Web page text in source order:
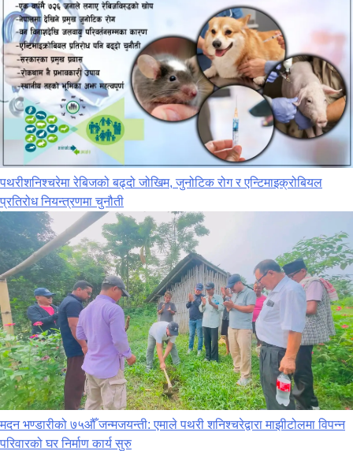
पथरीशनिश्‍चरेमा रेबिजको बढ्दो जोखिम, जुनोटिक रोग र एन्टिमाइक्रोबियल
प्रतिरोध नियन्त्रणमा चुनौती
मदन भण्डारीको ७५औँ जन्मजयन्ती: एमाले पथरी शनिश्चरेद्वारा माझीटोलमा विपन्न
परिवारको घर निर्माण कार्य सुरु